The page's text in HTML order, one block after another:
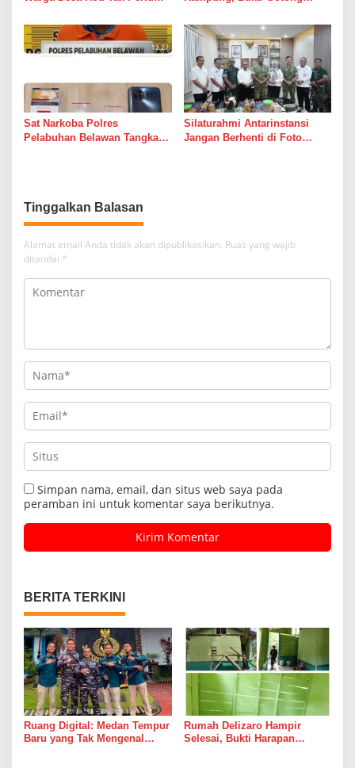
Sungai
dari Janji Banyak Orang
Sat Narkoba Polres
Pelabuhan Belawan Tangkap
Silaturahmi Antarinstansi
Jangan Berhenti di Foto
Tinggalkan Balasan
Alamat email Anda tidak akan dipublikasikan. Ruas yang wajib
ditandai *
Simpan nama, email, dan situs web saya pada
peramban ini untuk komentar saya berikutnya.
BERITA TERKINI
Ruang Digital: Medan Tempur
Baru yang Tak Mengenal
Rumah Delizaro Hampir
Selesai, Bukti Harapan